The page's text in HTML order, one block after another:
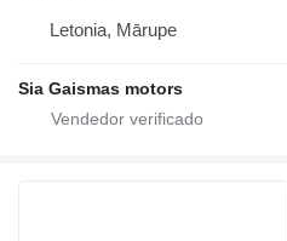
Letonia, Mārupe
Sia Gaismas motors